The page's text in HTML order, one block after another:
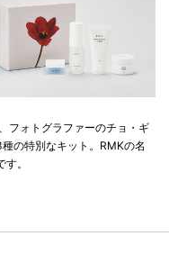
フォトグラファーのチョ・ギ
の特別なキット。RMKの名
。